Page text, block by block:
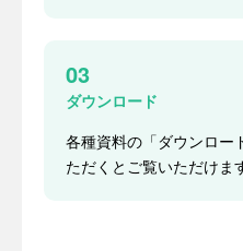
03
ダウンロード
各種資料の「ダウンロー
ただくとご覧いただけま